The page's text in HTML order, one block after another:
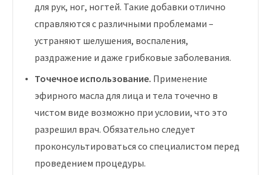
для рук, ног, ногтей. Такие добавки отлично
справляются с различными проблемами –
устраняют шелушения, воспаления,
раздражение и даже грибковые заболевания.
Точечное использование. Применение
эфирного масла для лица и тела точечно в
чистом виде возможно при условии, что это
разрешил врач. Обязательно следует
проконсультироваться со специалистом перед
проведением процедуры.